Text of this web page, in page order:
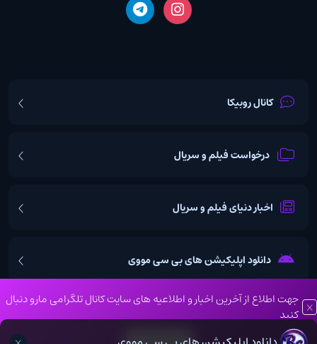
جهت اطلاع از آخرین اخبار و اطلاعیه های سایت کانال تلگرامی مارو دنبال
کنید
کانال روبیکا
درخواست فیلم و سریال
اخبار دنیای فیلم و سریال
دانلود اپلیکیشن های بی سی مووی
تمامی حقوق مادی و معنوی این وبسایت نزد بی سی موویز محفوظ می